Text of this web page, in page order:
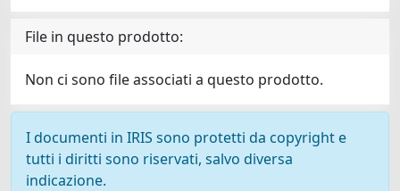
File in questo prodotto:
Non ci sono file associati a questo prodotto.
I documenti in IRIS sono protetti da copyright e
tutti i diritti sono riservati, salvo diversa
indicazione.